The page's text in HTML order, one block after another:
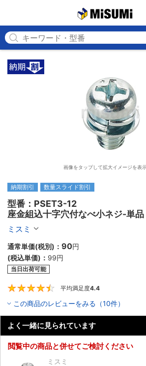
画像をタップして拡大イメージを表
納期割引 数量スライド割引
型番：PSET3-12
座金組込十字穴付なべ小ネジ-単品
2,000個入り】
ミスミ
通常単価(税別)： 90円
(税込単価)： 99円
当日出荷可能
平均満足度4.4
この商品のレビューをみる（10件）
よく一緒に見られています
閲覧中の商品と併せてご検討ください
ミスミ